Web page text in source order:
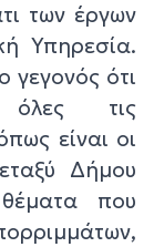
των έργων
Υπηρεσία.
γεγονός ότι
τις
είναι οι
Δήμου
που